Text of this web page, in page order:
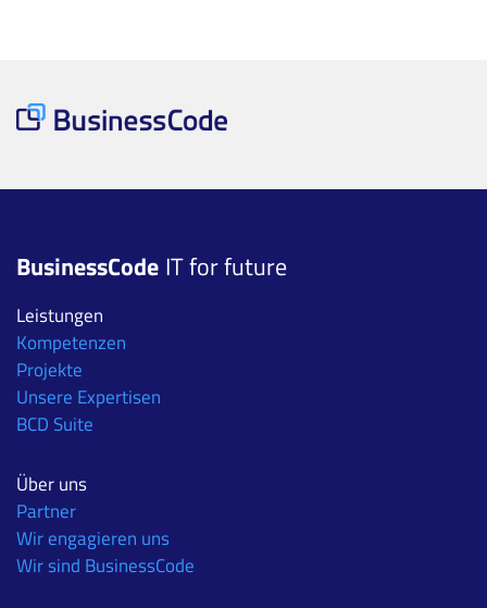
BusinessCode IT for future
Leistungen
Kompetenzen
Projekte
Unsere Expertisen
BCD Suite
Über uns
Partner
Wir engagieren uns
Wir sind BusinessCode